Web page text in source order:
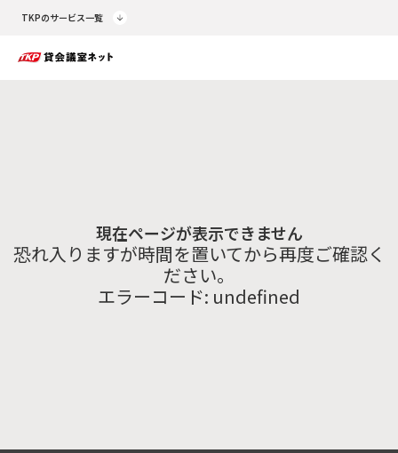
TKPのサービス一覧
現在ページが表示できません
恐れ入りますが時間を置いてから再度ご確認く
ださい。
エラーコード: undefined